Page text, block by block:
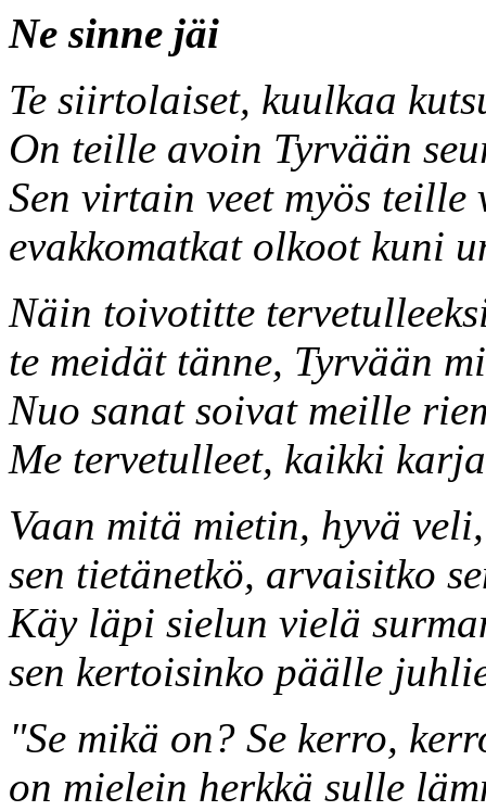
Ne sinne jäi
Te siirtolaiset, kuulkaa
On teille avoin Tyrvään
Sen virtain veet myös teille
evakkomatkat olkoot kuni
Näin toivotitte
te meidät tänne, Tyrvään
Nuo sanat soivat meille
Me tervetulleet, kaikki
Vaan mitä mietin, hyvä
sen tietänetkö, arvaisitko
Käy läpi sielun vielä
sen kertoisinko päälle
"Se mikä on? Se kerro,
on mielein herkkä sulle